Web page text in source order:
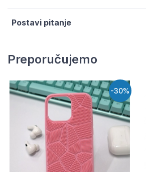
Postavi pitanje
Preporučujemo
-30%